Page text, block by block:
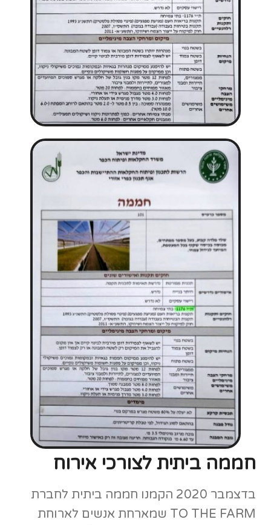
חממה ביתית לצורכי אירוח
בדצמבר 2020 הקמנו חממה ביתית לחברת
TO THE FARM שמארחת אנשים לארוחת